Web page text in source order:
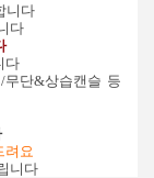
니다
다
다
무단&상습캔슬 등
려요
니다